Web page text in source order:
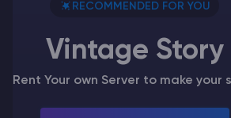
permettent de personnaliser beaucoup
RECOMMENDED FOR YOU
Vintage Story
Rent Your own Server to make your